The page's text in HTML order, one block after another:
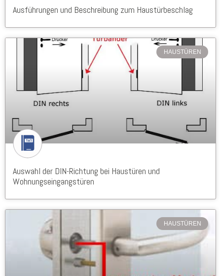
Ausführungen und Beschreibung zum Haustürbeschlag
HAUSTÜREN
Auswahl der DIN-Richtung bei Haustüren und
Wohnungseingangstüren
HAUSTÜREN